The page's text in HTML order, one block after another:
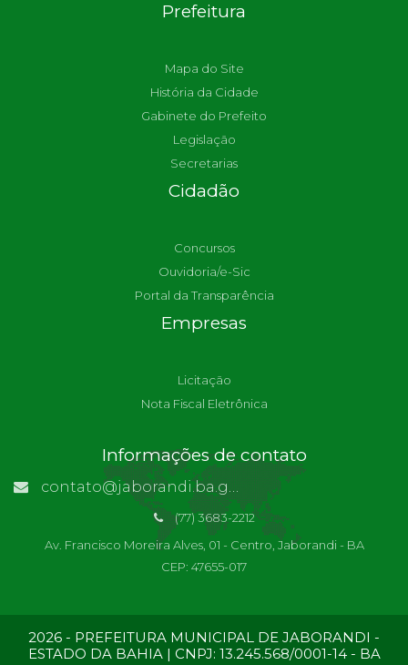
Prefeitura
Mapa do Site
História da Cidade
Gabinete do Prefeito
Legislação
Secretarias
Cidadão
Concursos
Ouvidoria/e-Sic
Portal da Transparência
Empresas
Licitação
Nota Fiscal Eletrônica
Informações de contato
contato@jaborandi.ba.gov.br | Funcionário Responsável: Ronaldo Da Paz Dourado
(77) 3683-2212
Av. Francisco Moreira Alves, 01 - Centro, Jaborandi - BA
CEP: 47655-017
2026 - PREFEITURA MUNICIPAL DE JABORANDI -
ESTADO DA BAHIA | CNPJ: 13.245.568/0001-14 - BA